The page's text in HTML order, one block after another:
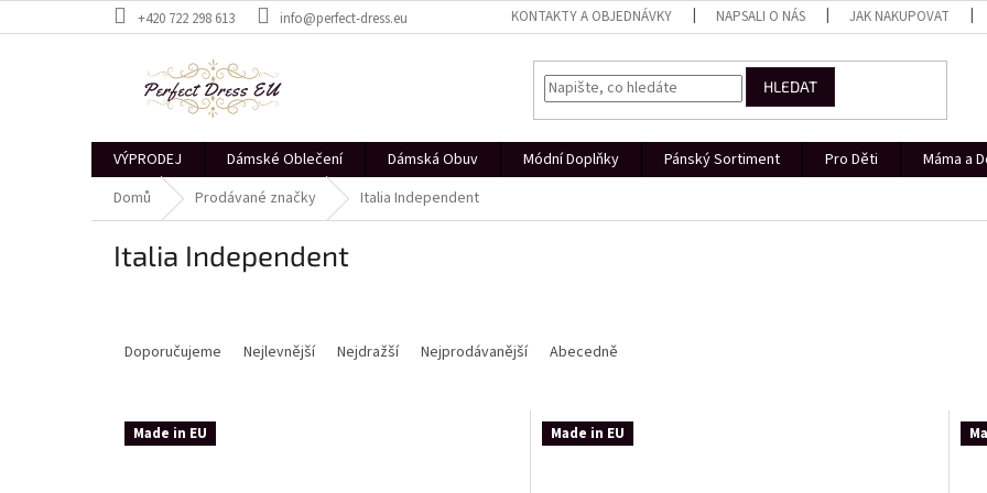
na
+420 722 298 613 info@perfect-dress.eu KONTAKTY A OBJEDNÁVKY NAPSALI O NÁS JAK NAKUPOVAT
HLEDAT
VÝPRODEJ Dámské Oblečení Dámská Obuv Módní Doplňky Pánský Sortiment Pro Děti Máma a
Domů
Prodávané značky Italia Independent
Italia Independent
n
Doporučujeme Nejlevnější Nejdražší Nejprodávanější Abecedně
V Made in EU Made in EU